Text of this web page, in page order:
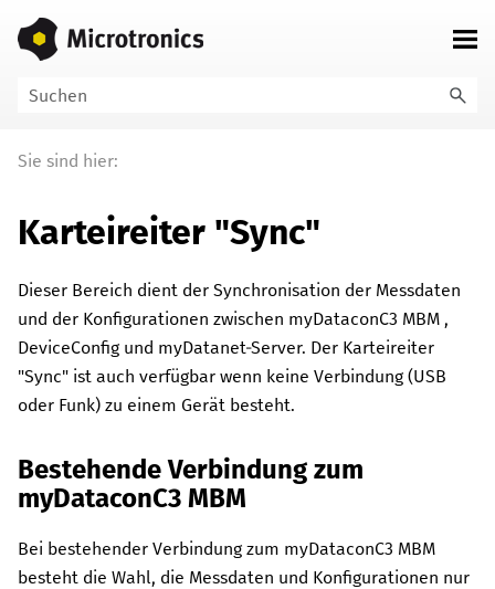
Zu Hauptinhalt springen
Sie sind hier:
Karteireiter "Sync"
Dieser Bereich dient der Synchronisation der Messdaten
und der Konfigurationen zwischen myDataconC3 MBM ,
DeviceConfig und myDatanet-Server. Der Karteireiter
"Sync" ist auch verfügbar wenn keine Verbindung (USB
oder Funk) zu einem Gerät besteht.
Bestehende Verbindung zum
myDataconC3 MBM
Bei bestehender Verbindung zum myDataconC3 MBM
besteht die Wahl, die Messdaten und Konfigurationen nur